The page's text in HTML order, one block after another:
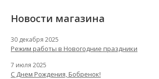
Новости магазина
30 декабря 2025
Режим работы в Новогодние праздники
7 июля 2025
С Днем Рождения, Бобренок!